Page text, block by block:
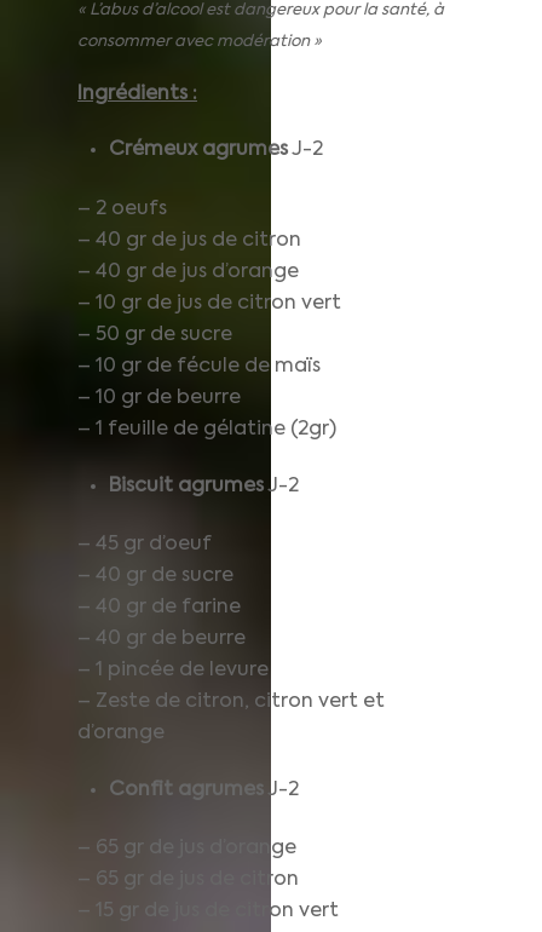
« L’abus d’alcool est dangereux pour la santé, à
consommer avec modération »
Ingrédients :
Crémeux agrumesJ-2
– 2 oeufs
– 40 gr de jus de citron
– 40 gr de jus d’orange
– 10 gr de jus de citron vert
– 50 gr de sucre
– 10 gr de fécule de maïs
– 10 gr de beurre
– 1 feuille de gélatine (2gr)
Biscuit agrumesJ-2
– 45 gr d’oeuf
– 40 gr de sucre
– 40 gr de farine
– 40 gr de beurre
– 1 pincée de levure
– Zeste de citron, citron vert et
d’orange
Confit agrumesJ-2
– 65 gr de jus d’orange
– 65 gr de jus de citron
– 15 gr de jus de citron vert